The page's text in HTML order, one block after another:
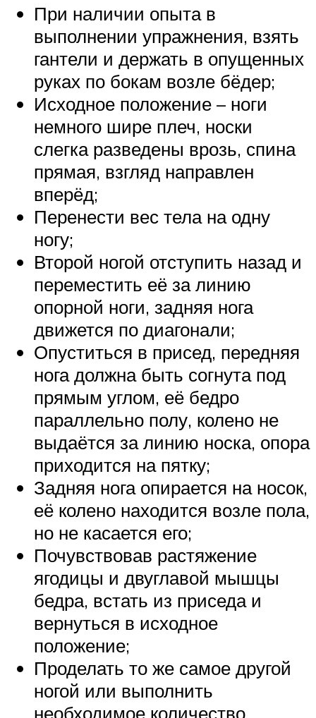
При наличии опыта в
выполнении упражнения, взять
гантели и держать в опущенных
руках по бокам возле бёдер;
Исходное положение – ноги
немного шире плеч, носки
слегка разведены врозь, спина
прямая, взгляд направлен
вперёд;
Перенести вес тела на одну
ногу;
Второй ногой отступить назад и
переместить её за линию
опорной ноги, задняя нога
движется по диагонали;
Опуститься в присед, передняя
нога должна быть согнута под
прямым углом, её бедро
параллельно полу, колено не
выдаётся за линию носка, опора
приходится на пятку;
Задняя нога опирается на носок,
её колено находится возле пола,
но не касается его;
Почувствовав растяжение
ягодицы и двуглавой мышцы
бедра, встать из приседа и
вернуться в исходное
положение;
Проделать то же самое другой
ногой или выполнить
необходимое количество